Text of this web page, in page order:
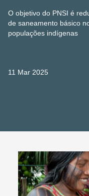
O objetivo do PNSI é
de saneamento básico
populações indígenas
11 Mar 2025